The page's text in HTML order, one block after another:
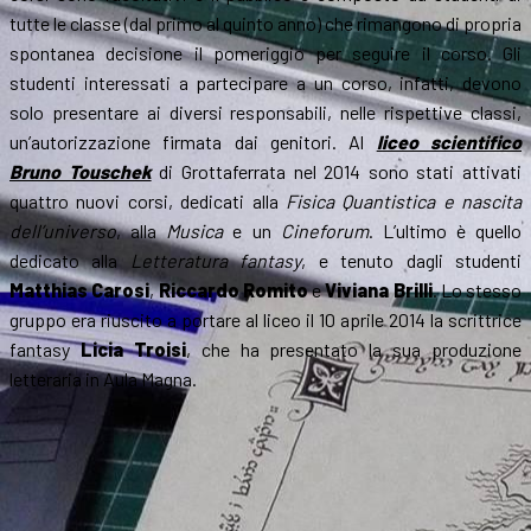
tutte le classe (dal primo al quinto anno) che rimangono di propria
spontanea decisione il pomeriggio per seguire il corso. Gli
studenti interessati a partecipare a un corso, infatti, devono
solo presentare ai diversi responsabili, nelle rispettive classi,
un’autorizzazione firmata dai genitori. Al liceo scientifico
Bruno Touschekdi Grottaferrata nel 2014 sono stati attivati
quattro nuovi corsi, dedicati alla Fisica Quantistica e nascita
dell’universo, allaMusicae un Cineforum. L’ultimo è quello
dedicato alla
Letteratura fantasy, e tenuto dagli studenti
Matthias Carosi,Riccardo RomitoeViviana Brilli. Lo stesso
gruppo era riuscito a portare al liceo il 10 aprile 2014 la scrittrice
fantasyLicia Troisi, che ha presentato la sua produzione
letteraria in Aula Magna.